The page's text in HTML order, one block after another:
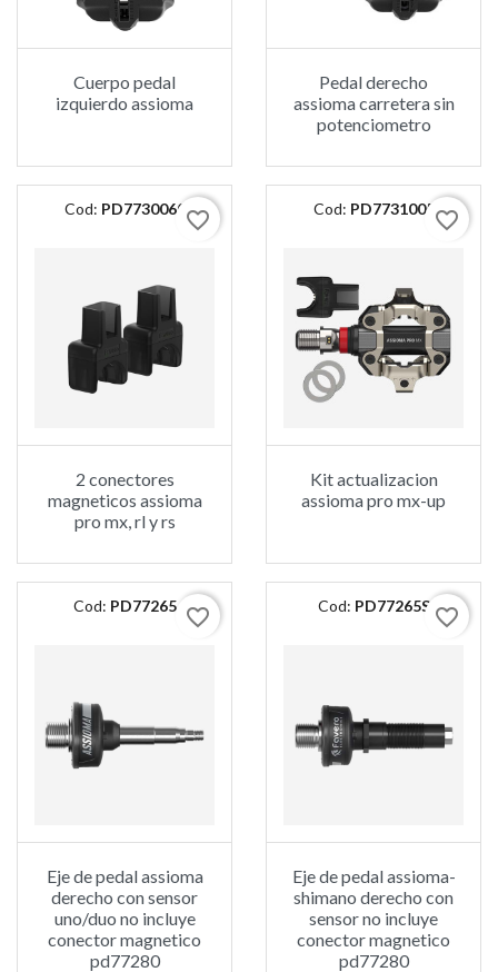
Cuerpo pedal
izquierdo assioma
Pedal derecho
assioma carretera sin
potenciometro
Cod: PD7730060 favorite_border
2 conectores
magneticos assioma
pro mx, rl y rs
Cod: PD7731005 favorite_border
Kit actualizacion
assioma pro mx-up
Cod: PD77265 favorite_border
Eje de pedal assioma
derecho con sensor
uno/duo no incluye
conector magnetico
pd77280
Cod: PD77265S favorite_border
Eje de pedal assioma-
shimano derecho con
sensor no incluye
conector magnetico
pd77280